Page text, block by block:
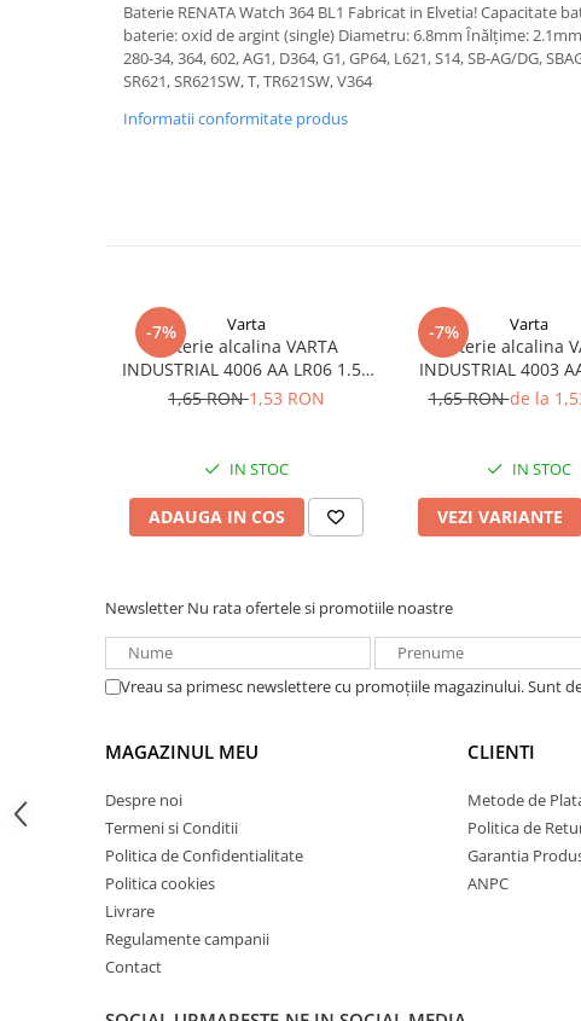
Sisteme fotovoltaice complete
Sisteme fotovoltaice de putere
mica (rulota/caravan/case de
Sisteme fotovoltaice profesionale
Prize de incarcare vehicule
Tractiune / LiFePo4
Baterii si acumulatori gel si VRLA
Baterii si acumulatori AGM VRLA
Acumulatori Moto, ATV
SLA AGM (Sealed Lead Acid)
Deep Cycle - Tractiune/Semi-
Marine & Caravan
Pachete acumulatori VRLA
Baterie RENATA Watch 364 BL1 Fabricat in Elvetia! Capacitate
baterie: oxid de argint (single) Diametru: 6.8mm Înălțime:
280-34, 364, 602, AG1, D364, G1, GP64, L621, S14, SB-AG/DG,
SR621, SR621SW, T, TR621SW, V364
Informatii conformitate produs
-7% Varta
Baterie alcalina VARTA
INDUSTRIAL 4006 AA LR06 1.5V
bulk
1,65 RON1,53 RON
IN STOC
ADAUGA IN COS
-7% Varta
Baterie alcalina
INDUSTRIAL 4003
1.5V
1,65 RONde la
IN STOC
VEZI VARIANTE
Newsletter Nu rata ofertele si promotiile noastre
Vreau sa primesc newslettere cu promoțiile magazinului. Sunt
MAGAZINUL MEU
Despre noi
Termeni si Conditii
Politica de Confidentialitate
Politica cookies
Livrare
Regulamente campanii
Contact
CLIENTI
Metode de
Politica de
Garantia
ANPC